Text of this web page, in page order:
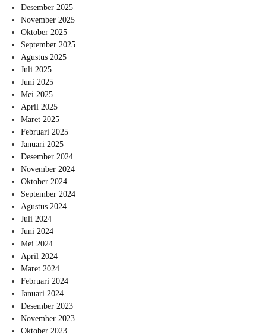
Desember 2025
November 2025
Oktober 2025
September 2025
Agustus 2025
Juli 2025
Juni 2025
Mei 2025
April 2025
Maret 2025
Februari 2025
Januari 2025
Desember 2024
November 2024
Oktober 2024
September 2024
Agustus 2024
Juli 2024
Juni 2024
Mei 2024
April 2024
Maret 2024
Februari 2024
Januari 2024
Desember 2023
November 2023
Oktober 2023